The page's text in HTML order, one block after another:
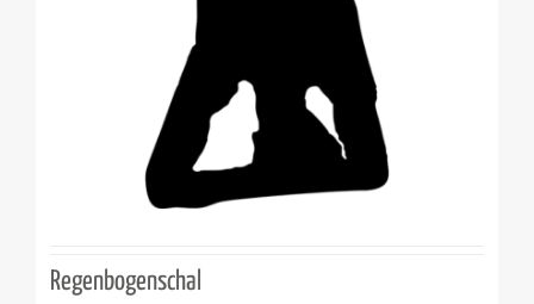
Regenbogenschal